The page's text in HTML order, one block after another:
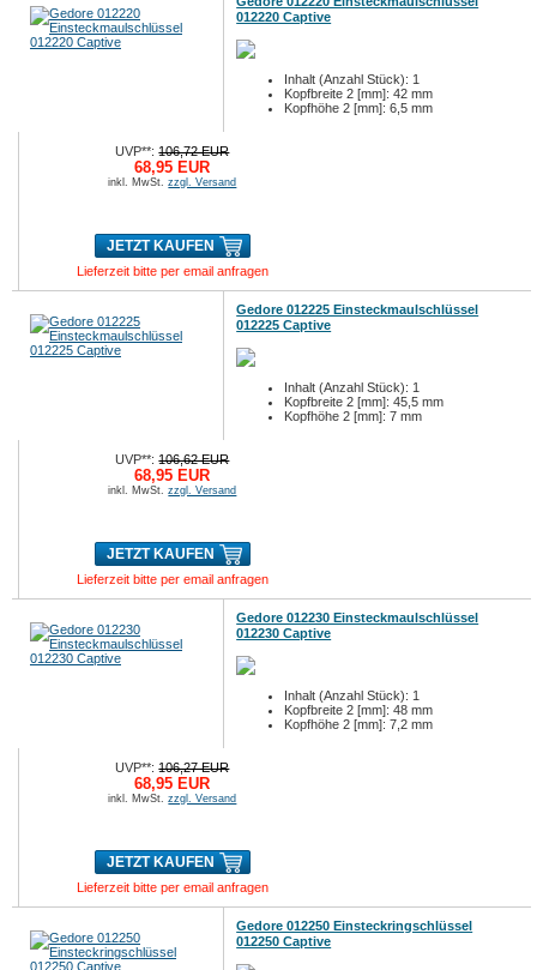
012220 Captive
Inhalt (Anzahl Stück): 1
Kopfbreite 2 [mm]: 42 mm
Kopfhöhe 2 [mm]: 6,5 mm
UVP**:106,72 EUR
68,95 EUR
inkl. MwSt.zzgl. Versand
JETZT KAUFEN
Lieferzeit bitte per email anfragen
Gedore 012225 Einsteckmaulschlüssel
012225 Captive
Inhalt (Anzahl Stück): 1
Kopfbreite 2 [mm]: 45,5 mm
Kopfhöhe 2 [mm]: 7 mm
UVP**:106,62 EUR
68,95 EUR
inkl. MwSt.zzgl. Versand
JETZT KAUFEN
Lieferzeit bitte per email anfragen
Gedore 012230 Einsteckmaulschlüssel
012230 Captive
Inhalt (Anzahl Stück): 1
Kopfbreite 2 [mm]: 48 mm
Kopfhöhe 2 [mm]: 7,2 mm
UVP**:106,27 EUR
68,95 EUR
inkl. MwSt.zzgl. Versand
JETZT KAUFEN
Lieferzeit bitte per email anfragen
Gedore 012250 Einsteckringschlüssel
012250 Captive